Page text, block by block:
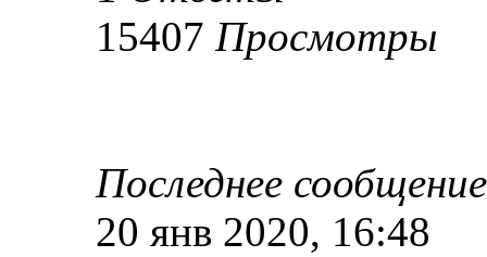
15407 Просмотры
Последнее
20 янв 2020, 16:48